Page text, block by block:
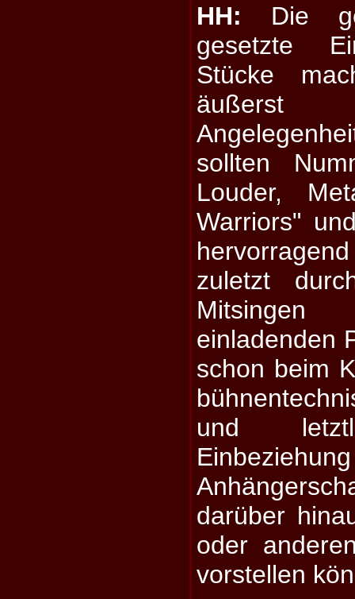
HH: Die
gesetzte
Stücke
äußerst
sollten
Louder,
Warriors"
zuletzt
einladenden
schon beim
und
darüber
oder
vorstellen